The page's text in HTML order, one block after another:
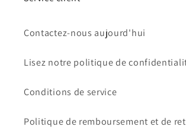
Contactez-nous aujourd'hui
Lisez notre politique de
Conditions de service
Politique de remboursement et de